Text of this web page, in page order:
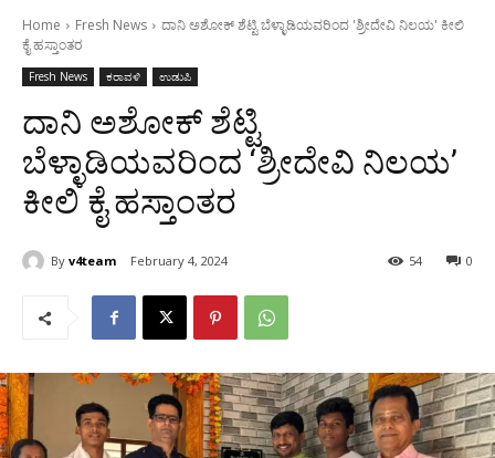
Home Fresh News
ದಾನಿ ಅಶೋಕ್ ಶೆಟ್ಟಿ ಬೆಳ್ಳಾಡಿಯವರಿಂದ 'ಶ್ರೀದೇವಿ ನಿಲಯ' ಕೀಲಿ
ಕೈ ಹಸ್ತಾಂತರ
Fresh News ಕರಾವಳಿ ಉಡುಪಿ
ದಾನಿ ಅಶೋಕ್ ಶೆಟ್ಟಿ
ಬೆಳ್ಳಾಡಿಯವರಿಂದ ‘ಶ್ರೀದೇವಿ ನಿಲಯ’
ಕೀಲಿ ಕೈ ಹಸ್ತಾಂತರ
By v4team February 4, 2024 0
54